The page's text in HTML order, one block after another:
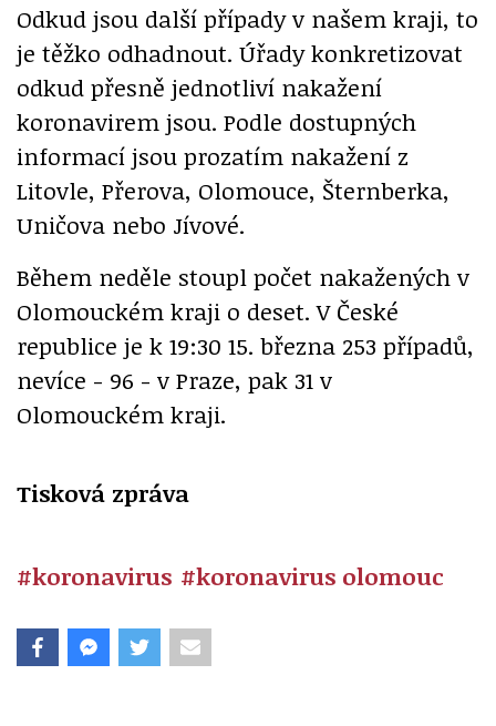
Odkud jsou další případy v našem kraji, to
je těžko odhadnout. Úřady konkretizovat
odkud přesně jednotliví nakažení
koronavirem jsou. Podle dostupných
informací jsou prozatím nakažení z
Litovle, Přerova, Olomouce, Šternberka,
Uničova nebo Jívové.
Během neděle stoupl počet nakažených v
Olomouckém kraji o deset. V České
republice je k 19:30 15. března 253 případů,
nevíce - 96 - v Praze, pak 31 v
Olomouckém kraji.
Tisková zpráva
#koronavirus #koronavirus olomouc